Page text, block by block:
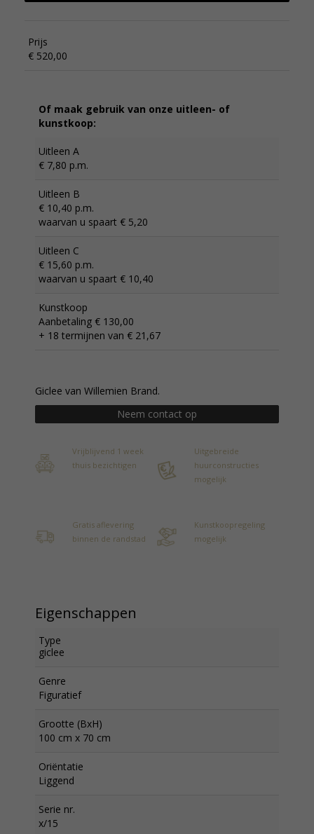
Prijs
€ 520,00
Of maak gebruik van onze uitleen- of
kunstkoop:
Uitleen A
€ 7,80 p.m.
Uitleen B
€ 10,40 p.m.
waarvan u spaart € 5,20
Uitleen C
€ 15,60 p.m.
waarvan u spaart € 10,40
Kunstkoop
Aanbetaling € 130,00
+ 18 termijnen van € 21,67
Giclee van Willemien Brand.
Neem contact op
Vrijblijvend 1 week
thuis bezichtigen
Uitgebreide
huurconstructies
mogelijk
Gratis aflevering
binnen de randstad
Kunstkoopregeling
mogelijk
Eigenschappen
Type
giclee
Genre
Figuratief
Grootte (BxH)
100 cm x 70 cm
Oriëntatie
Liggend
Serie nr.
x/15